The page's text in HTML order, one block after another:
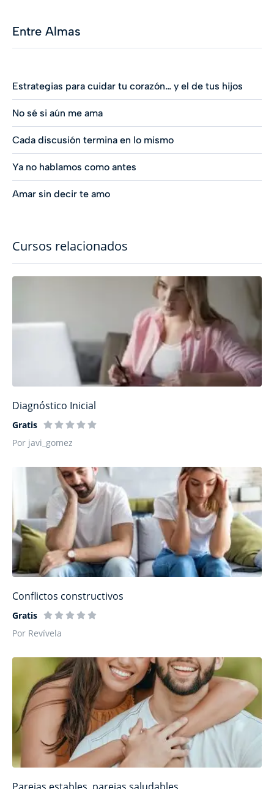
Cursos relacionados
Diagnóstico Inicial
Gratis
Por javi_gomez
Conflictos constructivos
Gratis
Por Revívela
Entre Almas
Estrategias para cuidar tu corazón… y el de tus hijos
No sé si aún me ama
Cada discusión termina en lo mismo
Ya no hablamos como antes
Amar sin decir te amo